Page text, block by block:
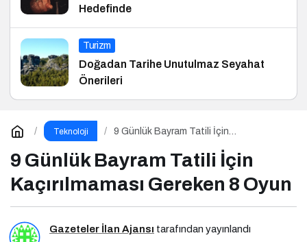
Hedefinde
Turizm
Doğadan Tarihe Unutulmaz Seyahat
Önerileri
Teknoloji
9 Günlük Bayram Tatili İçin
9 Günlük Bayram Tatili İçin
Kaçırılmaması Gereken 8 Oyun
Gazeteler İlan Ajansı tarafından yayınlandı